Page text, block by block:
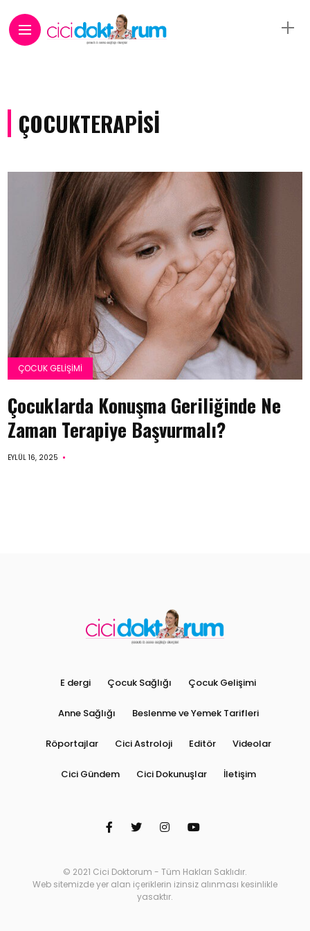
ÇOCUKTERAPISI
ÇOCUK GELIŞIMI
Çocuklarda Konuşma Geriliğinde Ne
Zaman Terapiye Başvurmalı?
EYLÜL 16, 2025
E dergi Çocuk Sağlığı Çocuk Gelişimi
Anne Sağlığı Beslenme ve Yemek Tarifleri
Röportajlar Cici Astroloji Editör Videolar
Cici Gündem Cici Dokunuşlar İletişim
© 2021 Cici Doktorum - Tüm Hakları Saklıdır.
Web sitemizde yer alan içeriklerin izinsiz alınması kesinlikle
yasaktır.